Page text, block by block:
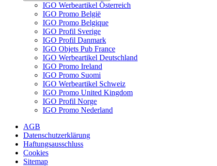
IGO Werbeartikel Österreich
IGO Promo België
IGO Promo Belgique
IGO Profil Sverige
IGO Profil Danmark
IGO Objets Pub France
IGO Werbeartikel Deutschland
IGO Promo Ireland
IGO Promo Suomi
IGO Werbeartikel Schweiz
IGO Promo United Kingdom
IGO Profil Norge
IGO Promo Nederland
AGB
Datenschutzerklärung
Haftungsausschluss
Cookies
Sitemap